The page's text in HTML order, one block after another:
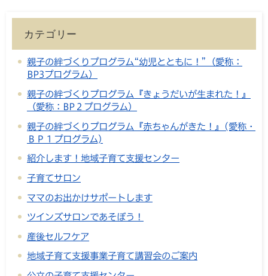
カテゴリー
親子の絆づくりプログラム“幼児とともに！”（愛称：
BP3プログラム）
親子の絆づくりプログラム『きょうだいが生まれた！』
（愛称：BP２プログラム）
親子の絆づくりプログラム『赤ちゃんがきた！』(愛称・
ＢＰ１プログラム)
紹介します！地域子育て支援センター
子育てサロン
ママのお出かけサポートします
ツインズサロンであそぼう！
産後セルフケア
地域子育て支援事業子育て講習会のご案内